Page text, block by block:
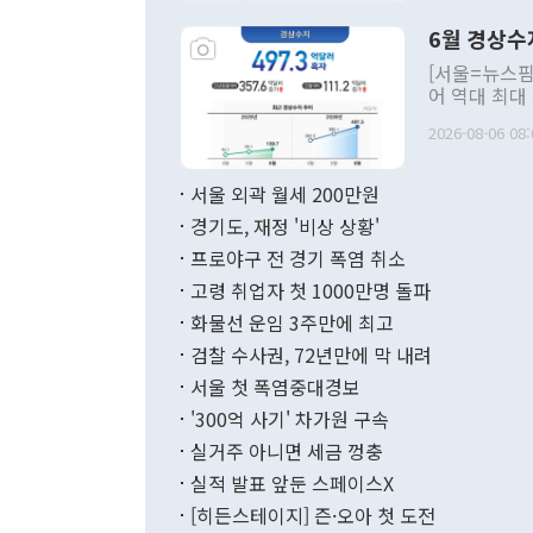
주의적 희망
관의 대북
관 부처 장
관의 무리한
다. [정동영 통일부 장관이 지난달 23일 오후 서울 종로구 정부서울청사에
무너졌다고
함께 4자 대
"우리의 선
6월 경상
[서울=뉴스
어 역대 최
료=한국은행] 한국은행이 6일 발표한 '2026년 6월 국제수지(잠정)'
며 월간 기
196.9% 급
수출은
기록했지만
로 전환됐다.
2026-08-06
서울 외곽 월세 200만원
경기도, 재정 '비상 상황'
프로야구 전 경기 폭염 취소
고령 취업자 첫 1000만명 돌파
화물선 운임 3주만에 최고
검찰 수사권, 72년만에 막 내려
서울 첫 폭염중대경보
'300억 사기' 차가원 구속
실거주 아니면 세금 껑충
실적 발표 앞둔 스페이스X
[히든스테이지] 즌·오아 첫 도전